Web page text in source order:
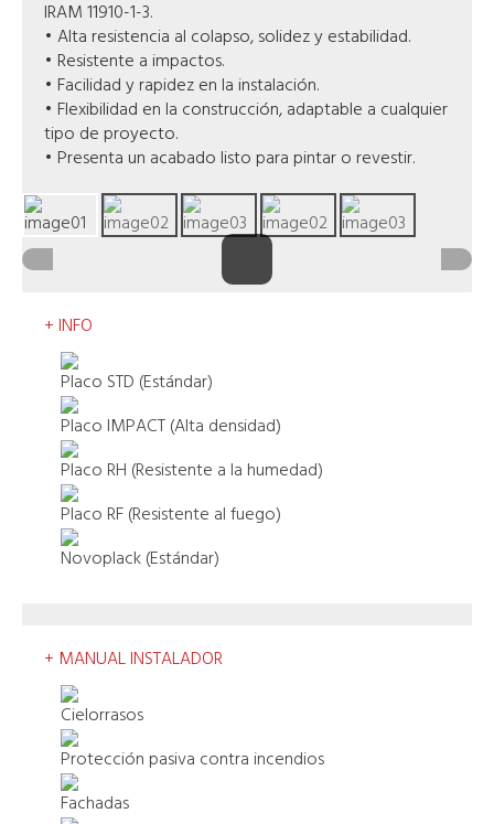
IRAM 11910-1-3.
• Alta resistencia al colapso, solidez y estabilidad.
• Resistente a impactos.
• Facilidad y rapidez en la instalación.
• Flexibilidad en la construcción, adaptable a cualquier
tipo de proyecto.
• Presenta un acabado listo para pintar o revestir.
+ INFO
Placo STD (Estándar)
Placo IMPACT (Alta densidad)
Placo RH (Resistente a la humedad)
Placo RF (Resistente al fuego)
Novoplack (Estándar)
+ MANUAL INSTALADOR
Cielorrasos
Protección pasiva contra incendios
Fachadas